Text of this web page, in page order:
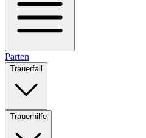
Parten
Trauerfall
Trauerhilfe